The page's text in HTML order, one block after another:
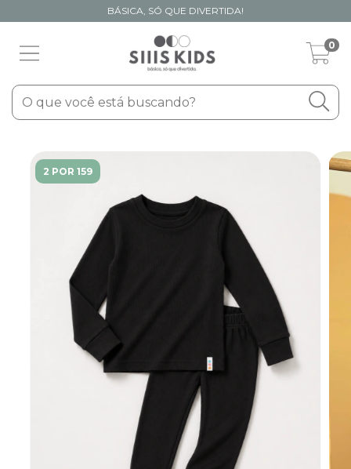
BÁSICA, SÓ QUE DIVERTIDA!
0
2 POR 159